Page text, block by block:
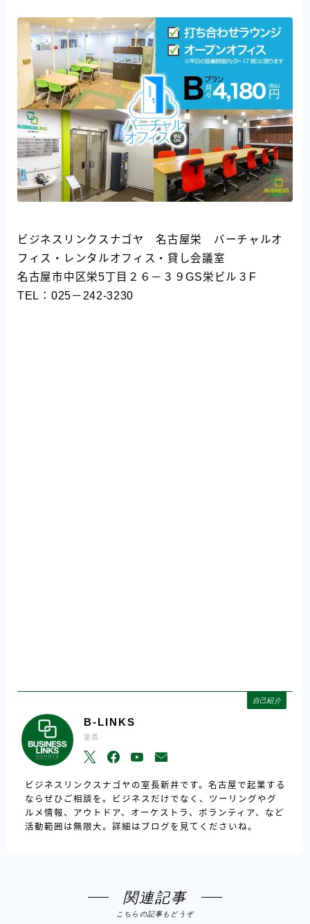
ビジネスリンクスナゴヤ 名古屋栄 バーチャルオ
フィス・レンタルオフィス・貸し会議室
名古屋市中区栄5丁目２６－３９GS栄ビル３F
TEL：025－242-3230
自己紹介
B-LINKS
室長
ビジネスリンクスナゴヤの室長新井です。名古屋で起業する
ならぜひご相談を。ビジネスだけでなく、ツーリングやグ
ルメ情報、アウトドア、オーケストラ、ボランティア、など
活動範囲は無限大。詳細はブログを見てくださいね。
関連記事
こちらの記事もどうぞ